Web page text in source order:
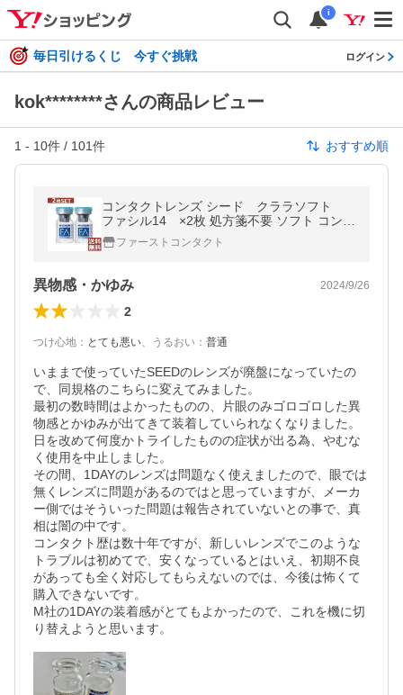
i
毎日引けるくじ 今すぐ挑戦 ログイン
kok********さんの商品レビュー
1 - 10件 / 101件 おすすめ順
コンタクトレンズ シード クララソフト
ファシル14 ×2枚 処方箋不要 ソフト コンタ
クトレンズ
ファーストコンタクト
異物感・かゆみ 2024/9/26
2
つけ心地 ： とても悪い、 うるおい ： 普通
いままで使っていたSEEDのレンズが廃盤になっていたの
で、同規格のこちらに変えてみました。
最初の数時間はよかったものの、片眼のみゴロゴロした異
物感とかゆみが出てきて装着していられなくなりました。
日を改めて何度かトライしたものの症状が出る為、やむな
く使用を中止しました。
その間、1DAYのレンズは問題なく使えましたので、眼では
無くレンズに問題があるのではと思っていますが、メーカ
ー側ではそういった問題は報告されていないとの事で、真
相は闇の中です。
コンタクト歴は数十年ですが、新しいレンズでこのような
トラブルは初めてで、安くなっているとはいえ、初期不良
があっても全く対応してもらえないのでは、今後は怖くて
購入できないです。
M社の1DAYの装着感がとてもよかったので、これを機に切
り替えようと思います。